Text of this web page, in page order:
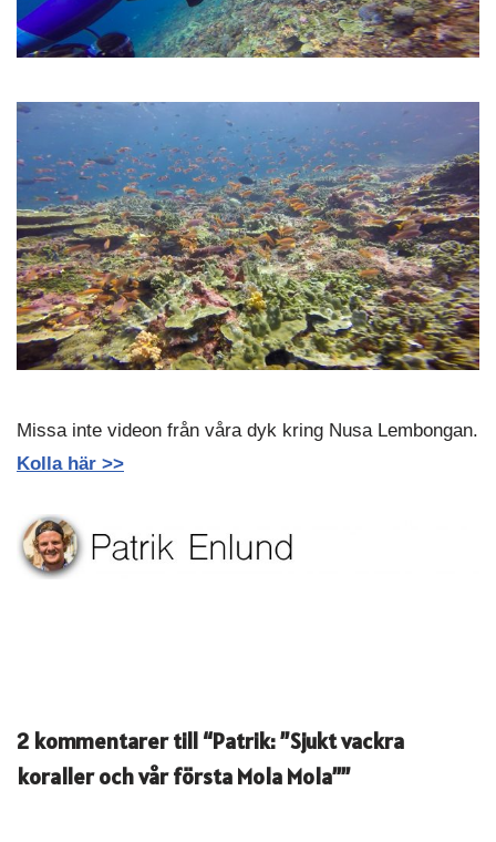
Missa inte videon från våra dyk kring Nusa Lembongan.
Kolla här >>
2 kommentarer till “Patrik: ”Sjukt vackra
koraller och vår första Mola Mola””